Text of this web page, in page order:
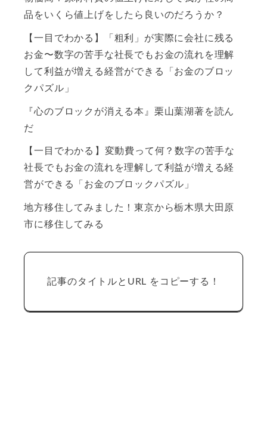
品をいくら値上げをしたら良いのだろうか？
【一目でわかる】「粗利」が実際に会社に残る
お金〜数字の苦手な社長でもお金の流れを理解
して利益が増える経営ができる「お金のブロッ
クパズル」
『心のブロックが消える本』栗山葉湖著を読ん
だ
【一目でわかる】変動費って何？数字の苦手な
社長でもお金の流れを理解して利益が増える経
営ができる「お金のブロックパズル」
地方移住してみました！東京から栃木県大田原
市に移住してみる
記事のタイトルとURL をコピーする！